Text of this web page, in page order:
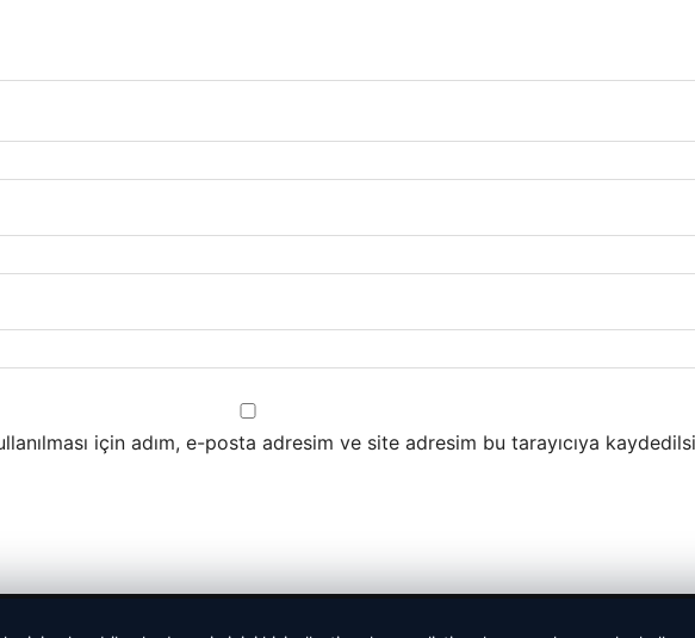
için adım, e-posta adresim ve site adresim bu tarayıcıya